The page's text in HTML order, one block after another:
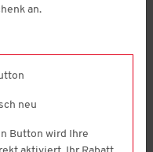
(54)
an.
neu
Button wird Ihre